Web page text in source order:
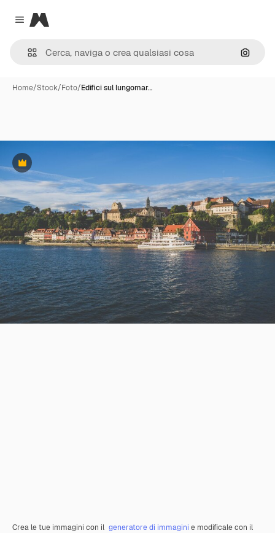
Close menu
Magnific
Cerca
Home/Stock/Foto/Edifici sul lungomar…
Premium
Crea le tue immagini con il generatore di immagini e modificale con il